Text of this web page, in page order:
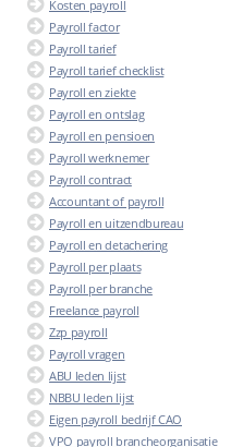
Kosten payroll
Payroll factor
Payroll tarief
Payroll tarief checklist
Payroll en ziekte
Payroll en ontslag
Payroll en pensioen
Payroll werknemer
Payroll contract
Accountant of payroll
Payroll en uitzendbureau
Payroll en detachering
Payroll per plaats
Payroll per branche
Freelance payroll
Zzp payroll
Payroll vragen
ABU leden lijst
NBBU leden lijst
Eigen payroll bedrijf CAO
VPO payroll brancheorganisatie